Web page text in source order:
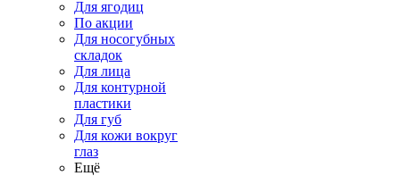
Для ягодиц
По акции
Для носогубных
складок
Для лица
Для контурной
пластики
Для губ
Для кожи вокруг
глаз
Ещё